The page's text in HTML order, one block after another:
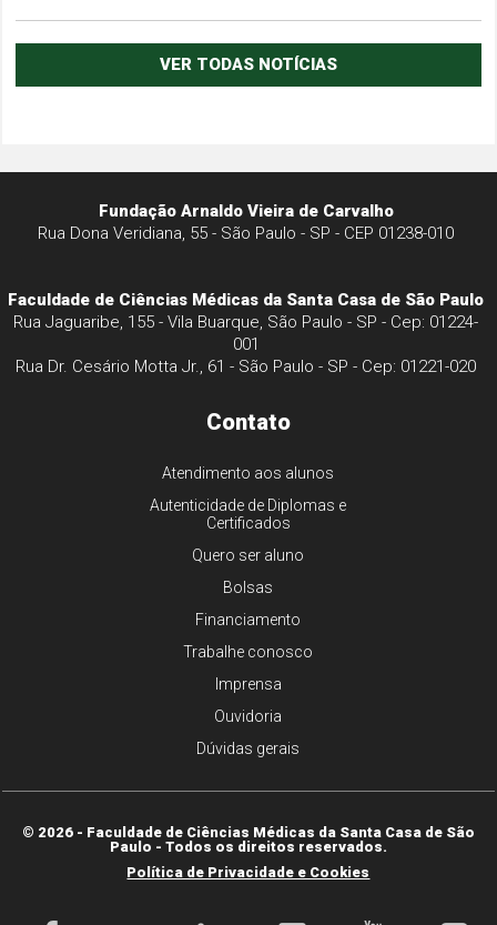
VER TODAS NOTÍCIAS
Fundação Arnaldo Vieira de Carvalho
Rua Dona Veridiana, 55 - São Paulo - SP - CEP 01238-010
Faculdade de Ciências Médicas da Santa Casa de São Paulo
Rua Jaguaribe, 155 - Vila Buarque, São Paulo - SP - Cep: 01224-
001
Rua Dr. Cesário Motta Jr., 61 - São Paulo - SP - Cep: 01221-020
Contato
Atendimento aos alunos
Autenticidade de Diplomas e
Certificados
Quero ser aluno
Bolsas
Financiamento
Trabalhe conosco
Imprensa
Ouvidoria
Dúvidas gerais
© 2026 - Faculdade de Ciências Médicas da Santa Casa de São
Paulo - Todos os direitos reservados.
Política de Privacidade e Cookies